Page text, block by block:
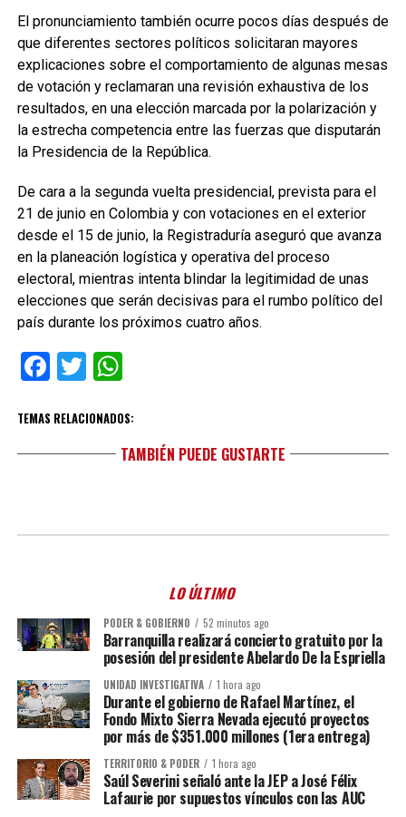
El pronunciamiento también ocurre pocos días después de
que diferentes sectores políticos solicitaran mayores
explicaciones sobre el comportamiento de algunas mesas
de votación y reclamaran una revisión exhaustiva de los
resultados, en una elección marcada por la polarización y
la estrecha competencia entre las fuerzas que disputarán
la Presidencia de la República.
De cara a la segunda vuelta presidencial, prevista para el
21 de junio en Colombia y con votaciones en el exterior
desde el 15 de junio, la Registraduría aseguró que avanza
en la planeación logística y operativa del proceso
electoral, mientras intenta blindar la legitimidad de unas
elecciones que serán decisivas para el rumbo político del
país durante los próximos cuatro años.
Facebook
TwitterWhatsApp
TEMAS RELACIONADOS:
TAMBIÉN PUEDE GUSTARTE
LO ÚLTIMO
PODER & GOBIERNO 52 minutos ago
Barranquilla realizará concierto gratuito por la
posesión del presidente Abelardo De la Espriella
UNIDAD INVESTIGATIVA 1 hora ago
Durante el gobierno de Rafael Martínez, el
Fondo Mixto Sierra Nevada ejecutó proyectos
por más de $351.000 millones (1era entrega)
TERRITORIO & PODER 1 hora ago
Saúl Severini señaló ante la JEP a José Félix
Lafaurie por supuestos vínculos con las AUC